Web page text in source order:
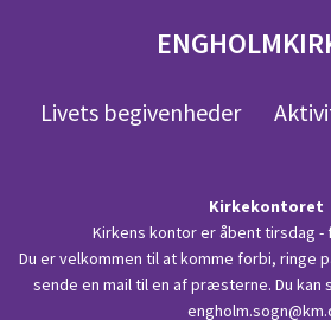
Livets begivenheder
Kirkekontoret
Kirkens kontor er åbent tirsdag -
Du er velkommen til at komme forbi, ringe
sende en mail til en af præsterne. Du kan